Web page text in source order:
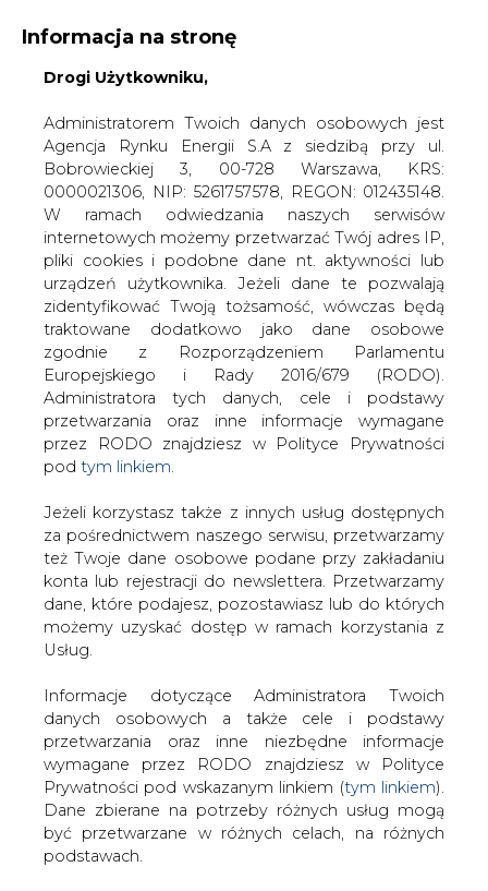
KONTAKT:
WYDAWCA PORTALU:
WYSOKI KONTRAST WIELKOŚĆ TEKSTU A A
ZALOGUJ SIĘ
WŁĄCZ CIRE.TV
Informacja na stronę
Drogi Użytkowniku,
Administratorem Twoich danych osobowych jest
Agencja Rynku Energii S.A z siedzibą przy ul.
Bobrowieckiej 3, 00-728 Warszawa, KRS:
0000021306, NIP: 5261757578, REGON: 012435148.
W ramach odwiedzania naszych serwisów
internetowych możemy przetwarzać Twój adres IP,
pliki cookies i podobne dane nt. aktywności lub
urządzeń użytkownika. Jeżeli dane te pozwalają
zidentyfikować Twoją tożsamość, wówczas będą
traktowane dodatkowo jako dane osobowe
zgodnie z Rozporządzeniem Parlamentu
Europejskiego i Rady 2016/679 (RODO).
Administratora tych danych, cele i podstawy
przetwarzania oraz inne informacje wymagane
przez RODO znajdziesz w Polityce Prywatności
pod tym linkiem.
Jeżeli korzystasz także z innych usług dostępnych
za pośrednictwem naszego serwisu, przetwarzamy
też Twoje dane osobowe podane przy zakładaniu
konta lub rejestracji do newslettera. Przetwarzamy
dane, które podajesz, pozostawiasz lub do których
możemy uzyskać dostęp w ramach korzystania z
Usług.
Informacje dotyczące Administratora Twoich
danych osobowych a także cele i podstawy
przetwarzania oraz inne niezbędne informacje
wymagane przez RODO znajdziesz w Polityce
Prywatności pod wskazanym linkiem (tym linkiem).
Dane zbierane na potrzeby różnych usług mogą
być przetwarzane w różnych celach, na różnych
podstawach.
Strona główna
SERWIS INFORMACYJNY CIRE
/ Energia znaleziona w sieci
2001-04-28 00:00
skomentuj
udostępnij:
Energia znaleziona w sieci